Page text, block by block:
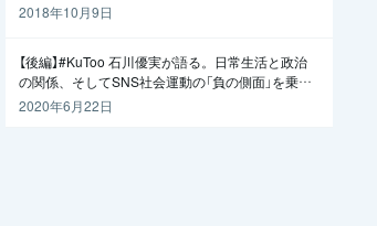
2018年10月9日
【後編】#KuToo 石川優実が語る。日常生活と政治
の関係、そしてSNS社会運動の「負の側面」を乗り
越えるには
2020年6月22日